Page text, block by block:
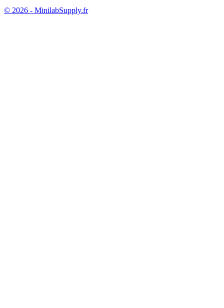
© 2026 - MinilabSupply.fr